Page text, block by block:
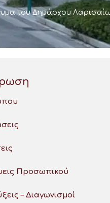
του Δημάρχου
Προσωπικού
– Διαγωνισμοί